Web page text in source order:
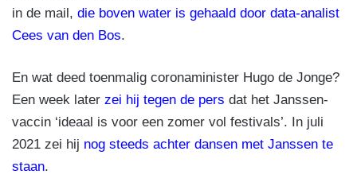
in de mail, die boven water is gehaald door data-analist
Cees van den Bos.
En wat deed toenmalig coronaminister Hugo de Jonge?
Een week later zei hij tegen de pers dat het Janssen-
vaccin ‘ideaal is voor een zomer vol festivals’. In juli
2021 zei hij nog steeds achter dansen met Janssen te
staan.